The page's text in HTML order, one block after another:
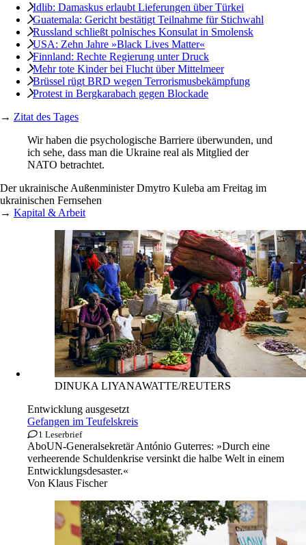
Idlib: Damaskus erlaubt Lieferungen über Türkei
Guatemala: Gericht bestätigt Teilnahme für Stichwahl
Russland schließt polnisches Konsulat in Smolensk
USA: Zehn Jahre »Black Lives Matter«
Finnland: Rechte Regierung unter Druck
Mehr tote Kinder bei Flucht über Mittelmeer
Brüssel rügt BRD wegen Terrorismusbekämpfung
Protest in Bergkarabach gegen Blockade
→ Zitat des Tages
Wir haben die psychologische Barriere überwunden, und
ich sehe, dass man die Ukraine real als Mitglied der
NATO betrachtet.
Der ukrainische Außenminister Dmytro Kuleba am Freitag im
ukrainischen Fernsehen
→ Kapital & Arbeit
DINUKA LIYANAWATTE/REUTERS
Entwicklung ausgesetzt
Gefangen im Teufelskreis
1 Leserbrief
AboUN-Generalsekretär António Guterres: »Durch eine
verheerende Schuldenkrise versinkt die halbe Welt in einem
Entwicklungsdesaster.«
Von Klaus Fischer